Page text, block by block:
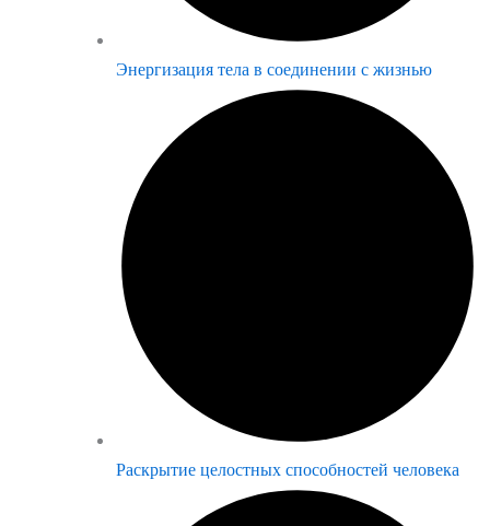
Энергизация тела в соединении с жизнью
Раскрытие целостных способностей человека